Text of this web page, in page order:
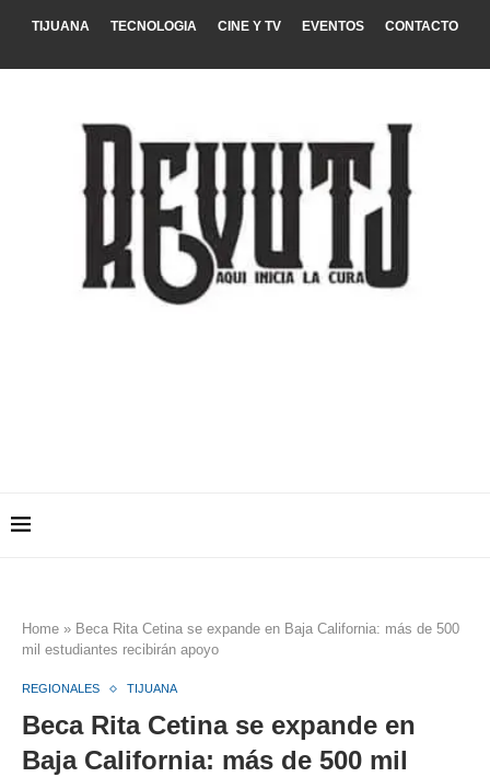
TIJUANA TECNOLOGIA CINE Y TV EVENTOS CONTACTO
Home » Beca Rita Cetina se expande en Baja California: más de 500
mil estudiantes recibirán apoyo
REGIONALES TIJUANA
Beca Rita Cetina se expande en
Baja California: más de 500 mil